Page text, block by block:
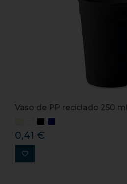
Vaso de PP reciclado 250 ml
0,41 €